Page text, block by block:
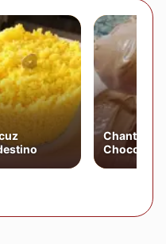
Chantilly
Chocolate